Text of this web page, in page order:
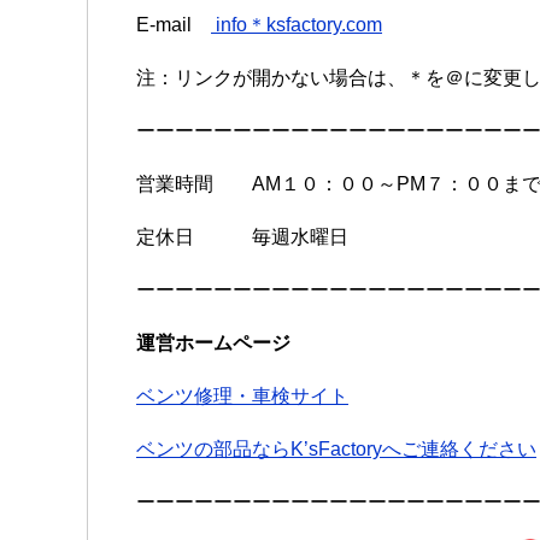
E-mail info＊ksfactory.com
注：リンクが開かない場合は、＊を＠に変更し
ーーーーーーーーーーーーーーーーーーーー
営業時間 AM１０：００～PM７：００まで
定休日 毎週水曜日
ーーーーーーーーーーーーーーーーーーーー
運営ホームページ
ベンツ修理・車検サイト
ベンツの部品ならK’sFactoryへご連絡ください
ーーーーーーーーーーーーーーーーーーーー